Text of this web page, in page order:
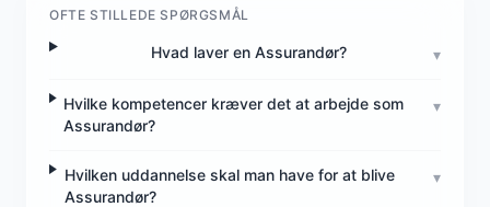
OFTE STILLEDE SPØRGSMÅL
Hvad laver en Assurandør? ▾
Hvilke kompetencer kræver det at arbejde som
Assurandør?
▾
Hvilken uddannelse skal man have for at blive
Assurandør?
▾